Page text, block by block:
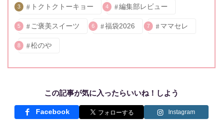
3 トクトクトーキョー 4 編集部レビュー
5 ご褒美スイーツ 6 福袋2026 7 ママセレ
8 松のや
この記事が気に入ったらいいね！しよう
Facebook Instagram